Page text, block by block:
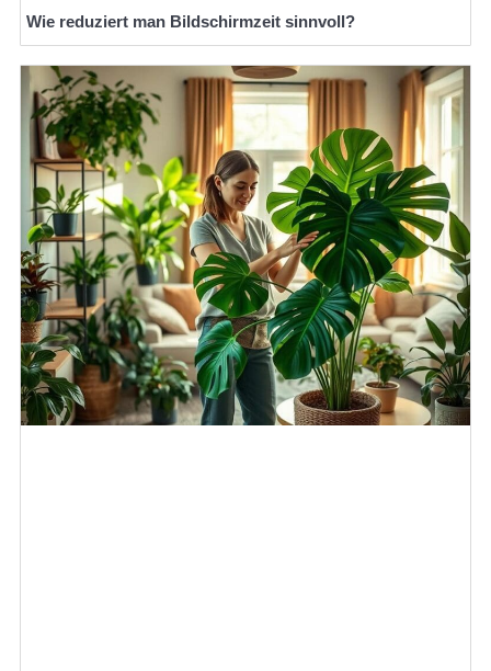
Wie reduziert man Bildschirmzeit sinnvoll?